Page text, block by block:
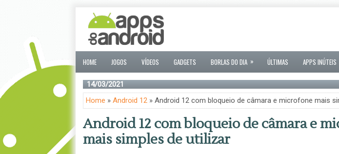
HOME JOGOS VÍDEOS GADGETS BORLAS DO DIA » ÚLTIMAS APPS INÚTEIS
14/03/2021
Home » Android 12» Android 12 com bloqueio de câmara e microfone mais
Android 12 com bloqueio de câmara e
mais simples de utilizar